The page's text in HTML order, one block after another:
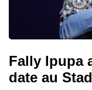
Fally Ipupa
date au